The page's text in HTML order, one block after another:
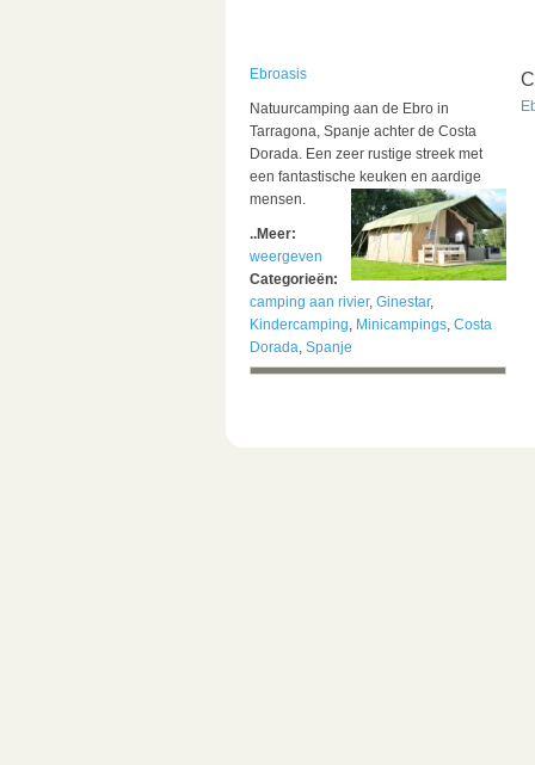
Ebroasis
Natuurcamping aan de Ebro in
Tarragona, Spanje achter de Costa
Dorada. Een zeer rustige streek met
een fantastische keuken en aardige
mensen.
..Meer:
weergeven
Categorieën:
camping aan rivier, Ginestar,
Kindercamping, Minicampings, Costa
Dorada, Spanje